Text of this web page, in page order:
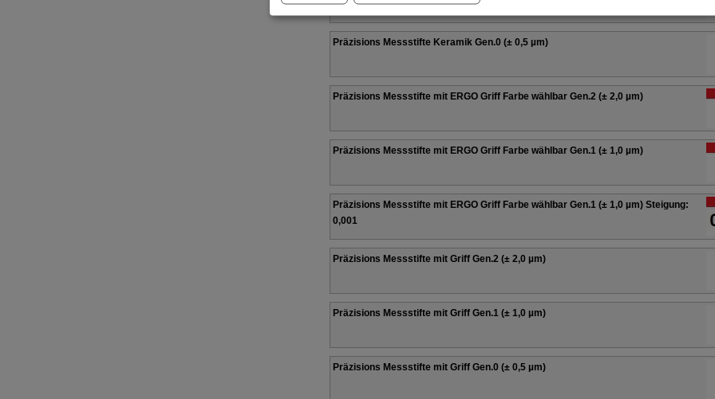
Präzisions Messstifte Keramik Gen.0 (± 0,5 µm)
Präzisions Messstifte mit ERGO Griff Farbe wählbar Gen.2 (± 2,0 µm)
Präzisions Messstifte mit ERGO Griff Farbe wählbar Gen.1 (± 1,0 µm)
Präzisions Messstifte mit ERGO Griff Farbe wählbar Gen.1 (± 1,0 µm) Steigung:
0,001
Präzisions Messstifte mit Griff Gen.2 (± 2,0 µm)
Präzisions Messstifte mit Griff Gen.1 (± 1,0 µm)
Präzisions Messstifte mit Griff Gen.0 (± 0,5 µm)